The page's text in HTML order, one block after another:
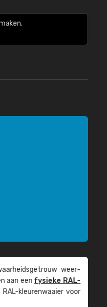
weer­
aan een fysieke RAL-
kleuren­waaier voor
op waterbasis